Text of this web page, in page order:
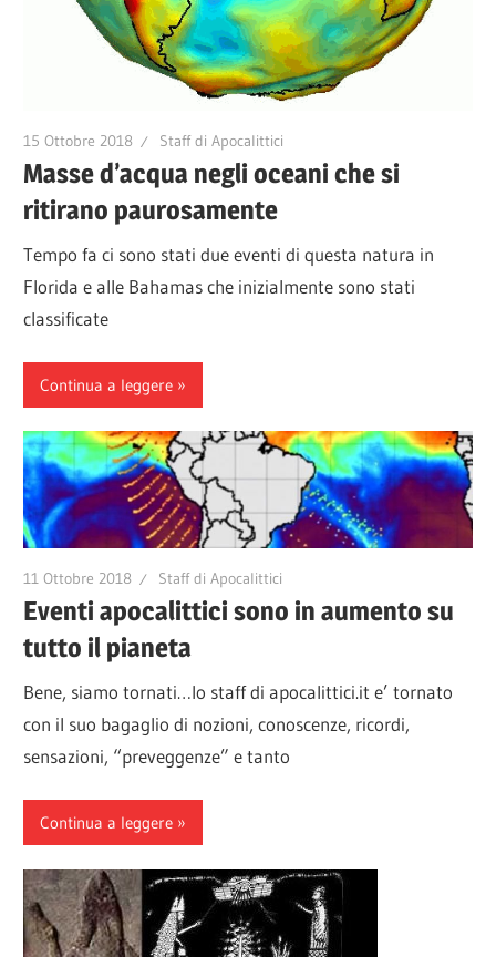
15 Ottobre 2018 Staff di Apocalittici
Masse d’acqua negli oceani che si
ritirano paurosamente
Tempo fa ci sono stati due eventi di questa natura in
Florida e alle Bahamas che inizialmente sono stati
classificate
Continua a leggere
11 Ottobre 2018 Staff di Apocalittici
Eventi apocalittici sono in aumento su
tutto il pianeta
Bene, siamo tornati…lo staff di apocalittici.it e’ tornato
con il suo bagaglio di nozioni, conoscenze, ricordi,
sensazioni, “preveggenze” e tanto
Continua a leggere